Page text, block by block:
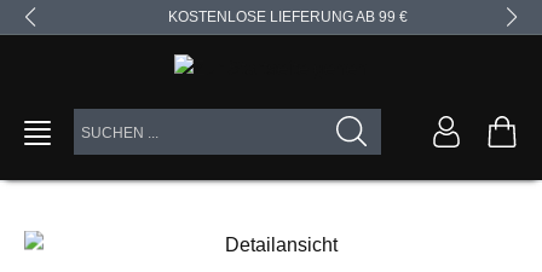
springen KOSTENLOSE LIEFERUNG AB 99 €